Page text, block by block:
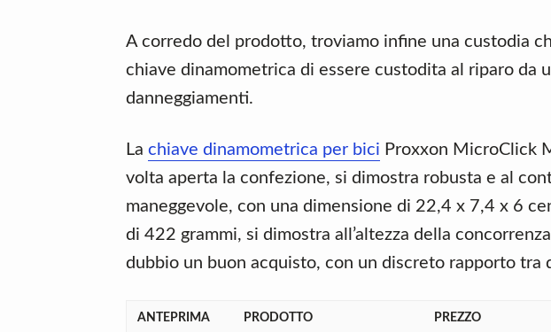
A corredo del prodotto, troviamo infine una custodia
chiave dinamometrica di essere custodita al riparo da
danneggiamenti.
La chiave dinamometrica per bici Proxxon MicroClick
volta aperta la confezione, si dimostra robusta e al
maneggevole, con una dimensione di 22,4 x 7,4 x 6
di 422 grammi, si dimostra all’altezza della
dubbio un buon acquisto, con un discreto rapporto tra
ANTEPRIMA PRODOTTO PREZZO